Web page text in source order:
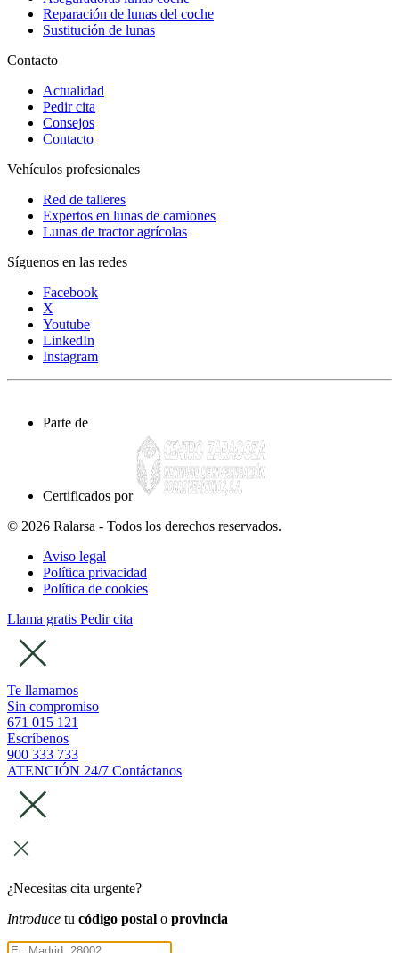
Reparación de lunas del coche
Sustitución de lunas
Contacto
Actualidad
Pedir cita
Consejos
Contacto
Vehículos profesionales
Red de talleres
Expertos en lunas de camiones
Lunas de tractor agrícolas
Síguenos en las redes
Facebook
X
Youtube
LinkedIn
Instagram
Parte de
Certificados por
© 2026 Ralarsa - Todos los derechos reservados.
Aviso legal
Política privacidad
Política de cookies
Llama gratis Pedir cita
Te llamamos
Sin compromiso
671 015 121
Escríbenos
900 333 733
ATENCIÓN 24/7 Contáctanos
¿Necesitas cita urgente?
Introduce tu código postal o provincia